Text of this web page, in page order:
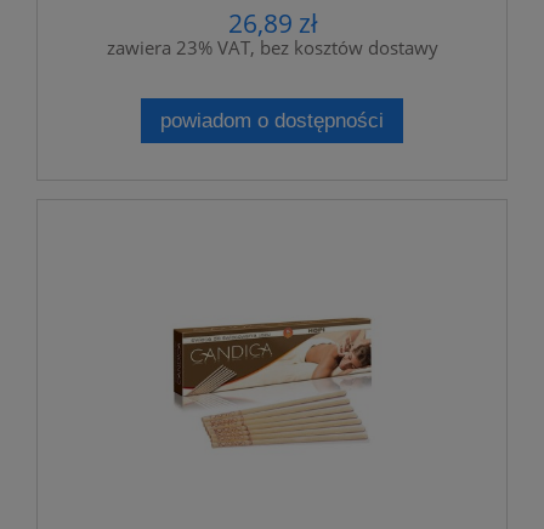
26,89 zł
zawiera 23% VAT, bez kosztów dostawy
powiadom o dostępności